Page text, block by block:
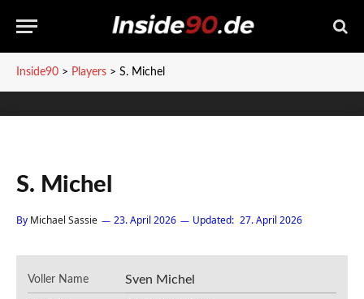
Inside90 > Players > S. Michel
S. Michel
By Michael Sassie 23. April 2026 Updated: 27. April 2026
Voller Name Sven Michel